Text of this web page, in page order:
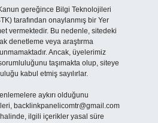
gereğince Bilgi Teknolojileri
tarafından onaylanmış bir Yer
vermektedir. Bu nedenle, sitedeki
denetleme veya araştırma
Ancak, üyelerimiz
taşımakta olup, siteye
kabul etmiş sayılırlar.
aykırı olduğunu
backlinkpanelicomtr@gmail.com
ilgili içerikler yasal süre